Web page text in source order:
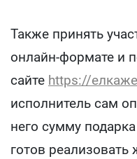
Также принять
онлайн-формате и
сайте https://
исполнитель сам
него сумму
готов реализовать